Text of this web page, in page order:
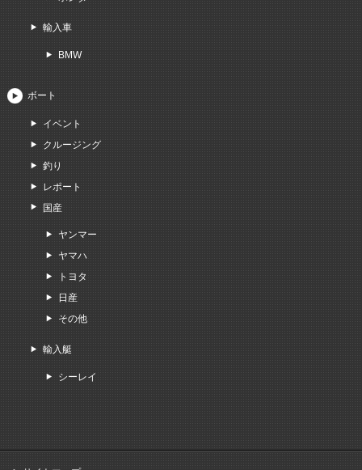
輸入車
BMW
ボート
イベント
クルージング
釣り
レポート
国産
ヤンマー
ヤマハ
トヨタ
日産
その他
輸入艇
シーレイ